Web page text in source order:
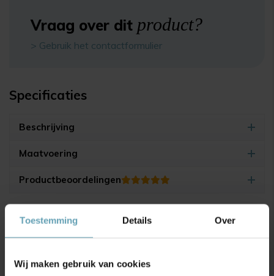
Toestemming Details Over
Wij maken gebruik van cookies
Vraag over dit product?
> Gebruik het contactformulier
Specificaties
Beschrijving
Maatvoering
Productbeoordelingen
(17.500+ reviews)